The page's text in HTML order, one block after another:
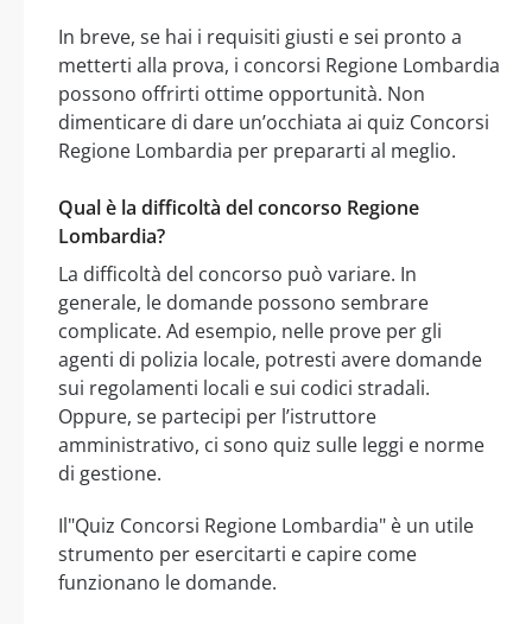
In breve, se hai i requisiti giusti e sei pronto a
metterti alla prova, i concorsi Regione Lombardia
possono offrirti ottime opportunità. Non
dimenticare di dare un’occhiata ai quiz Concorsi
Regione Lombardia per prepararti al meglio.
Qual è la difficoltà del concorso Regione
Lombardia?
La difficoltà del concorso può variare. In
generale, le domande possono sembrare
complicate. Ad esempio, nelle prove per gli
agenti di polizia locale, potresti avere domande
sui regolamenti locali e sui codici stradali.
Oppure, se partecipi per l’istruttore
amministrativo, ci sono quiz sulle leggi e norme
di gestione.
Il"Quiz Concorsi Regione Lombardia" è un utile
strumento per esercitarti e capire come
funzionano le domande.